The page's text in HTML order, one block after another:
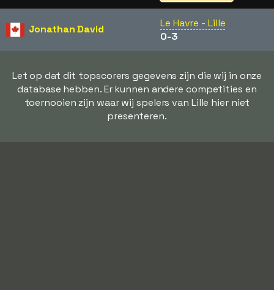
Jonathan David
Le Havre - Lille
0-3
Let op dat dit topscorers gegevens zijn die wij in onze
database hebben. Er kunnen andere competities en
toernooien zijn waar wij spelers van Lille hier niet
presenteren.